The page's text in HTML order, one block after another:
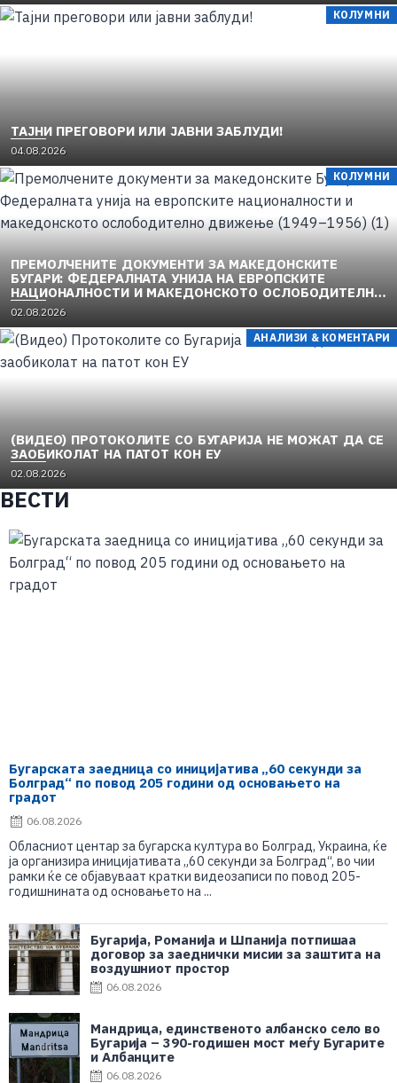
КОЛУМНИ
TAЈНИ ПРЕГОВОРИ ИЛИ ЈАВНИ ЗАБЛУДИ!
04.08.2026
КОЛУМНИ
ПРЕМОЛЧЕНИТЕ ДОКУМЕНТИ ЗА МАКЕДОНСКИТЕ
БУГАРИ: ФЕДЕРАЛНАТА УНИЈА НА ЕВРОПСКИТЕ
НАЦИОНАЛНОСТИ И МАКЕДОНСКОТО ОСЛОБОДИТЕЛНО
ДВИЖЕЊЕ (1949–1956) (1)
02.08.2026
АНАЛИЗИ & КОМЕНТАРИ
(ВИДЕО) ПРОТОКОЛИТЕ СО БУГАРИЈА НЕ МОЖАТ ДА СЕ
ЗАОБИКОЛАТ НА ПАТОТ КОН ЕУ
02.08.2026
ВЕСТИ
Бугарската заедница со иницијатива „60 секунди за
Болград“ по повод 205 години од основањето на
градот
06.08.2026
Обласниот центар за бугарска култура во Болград, Украина, ќе
ја организира иницијативата „60 секунди за Болград“, во чии
рамки ќе се објавуваат кратки видеозаписи по повод 205-
годишнината од основањето на ...
Бугарија, Романија и Шпанија потпишаа
договор за заеднички мисии за заштита на
воздушниот простор
06.08.2026
Мандрица, единственото албанско село во
Бугарија – 390-годишен мост меѓу Бугарите
и Албанците
06.08.2026